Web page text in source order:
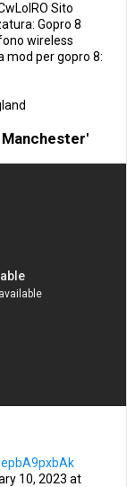
Sito
Gopro 8
wireless
mod per gopro 8:
Manchester'
10, 2023 at